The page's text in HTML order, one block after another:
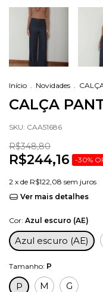
Início . Novidades .
CALÇA
SKU: CAA51686
R$348,80
R$244,16 -30%
2 x de R$122,08 sem juros
Ver mais detalhes
Cor: Azul escuro (AE)
Azul escuro (AE)
Tamanho: P
P M G